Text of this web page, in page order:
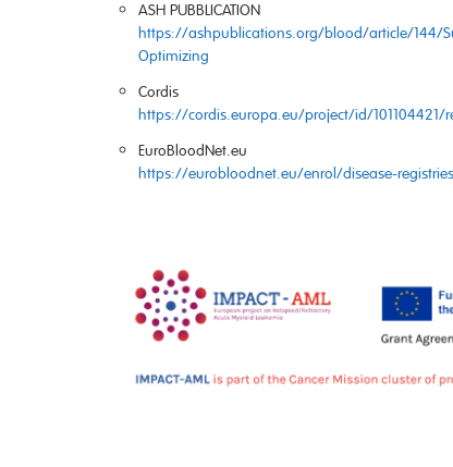
ASH PUBBLICATION
https://ashpublications.org/blood/article/144/
Optimizing
Cordis
https://cordis.europa.eu/project/id/101104421/
EuroBloodNet.eu
https://eurobloodnet.eu/enrol/disease-